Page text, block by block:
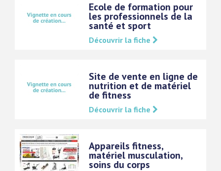
Ecole de formation pour
les professionnels de la
santé et sport
Découvrir la fiche
Site de vente en ligne de
nutrition et de matériel
de fitness
Découvrir la fiche
Appareils fitness,
matériel musculation,
soins du corps